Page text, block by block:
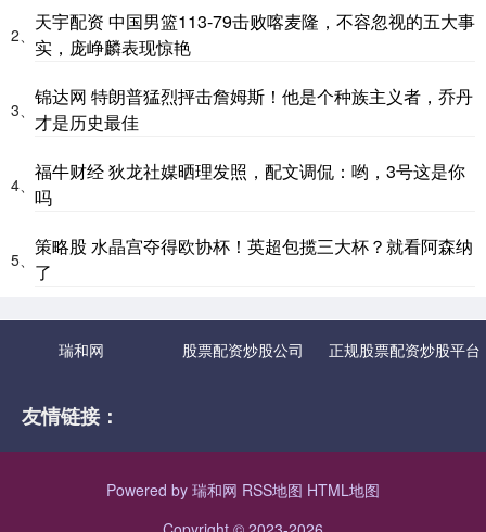
2、
天宇配资 中国男篮113-79击败喀麦隆，不容忽视的五大事
实，庞峥麟表现惊艳
3、
锦达网 特朗普猛烈抨击詹姆斯！他是个种族主义者，乔丹
才是历史最佳
4、
福牛财经 狄龙社媒晒理发照，配文调侃：哟，3号这是你
吗
5、
策略股 水晶宫夺得欧协杯！英超包揽三大杯？就看阿森纳
了
瑞和网 股票配资炒股公司 正规股票配资炒股平台
友情链接：
Powered by 瑞和网 RSS地图 HTML地图